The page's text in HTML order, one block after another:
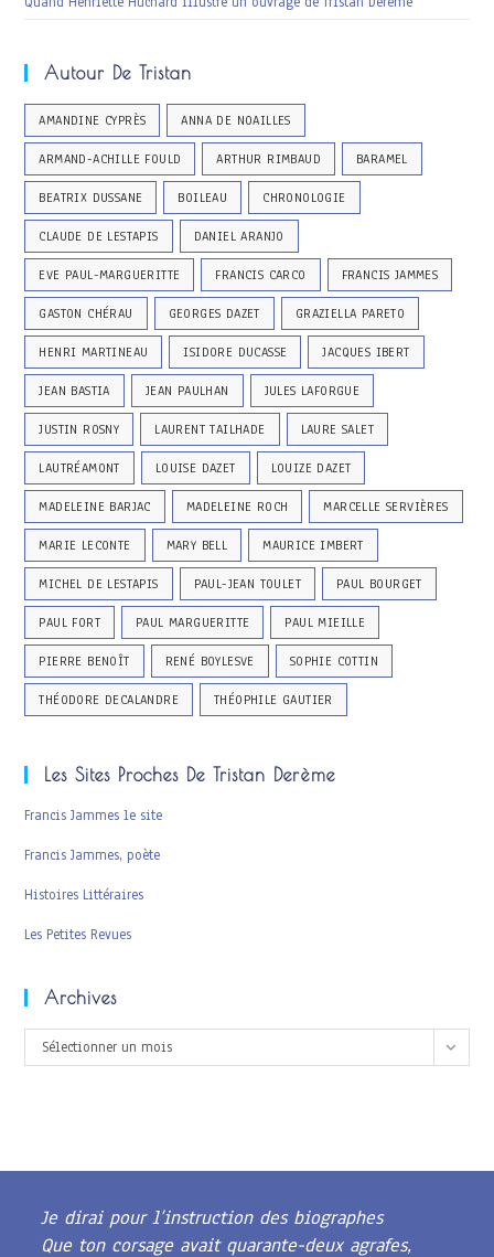
Autour De Tristan
AMANDINE CYPRÈS ANNA DE NOAILLES
ARMAND-ACHILLE FOULD ARTHUR RIMBAUD BARAMEL
BEATRIX DUSSANE BOILEAU CHRONOLOGIE
CLAUDE DE LESTAPIS DANIEL ARANJO
EVE PAUL-MARGUERITTE FRANCIS CARCO FRANCIS JAMMES
GASTON CHÉRAU GEORGES DAZET GRAZIELLA PARETO
HENRI MARTINEAU ISIDORE DUCASSE JACQUES IBERT
JEAN BASTIA JEAN PAULHAN JULES LAFORGUE
JUSTIN ROSNY LAURENT TAILHADE LAURE SALET
LAUTRÉAMONT LOUISE DAZET LOUIZE DAZET
MADELEINE BARJAC MADELEINE ROCH MARCELLE SERVIÈRES
MARIE LECONTE MARY BELL MAURICE IMBERT
MICHEL DE LESTAPIS PAUL-JEAN TOULET PAUL BOURGET
PAUL FORT PAUL MARGUERITTE PAUL MIEILLE
PIERRE BENOÎT RENÉ BOYLESVE SOPHIE COTTIN
THÉODORE DECALANDRE THÉOPHILE GAUTIER
Les Sites Proches De Tristan Derème
Francis Jammes le site
Francis Jammes, poète
Histoires Littéraires
Les Petites Revues
Archives
Archives
Sélectionner un mois
Je dirai pour l’instruction des biographes
Que ton corsage avait quarante-deux agrafes,